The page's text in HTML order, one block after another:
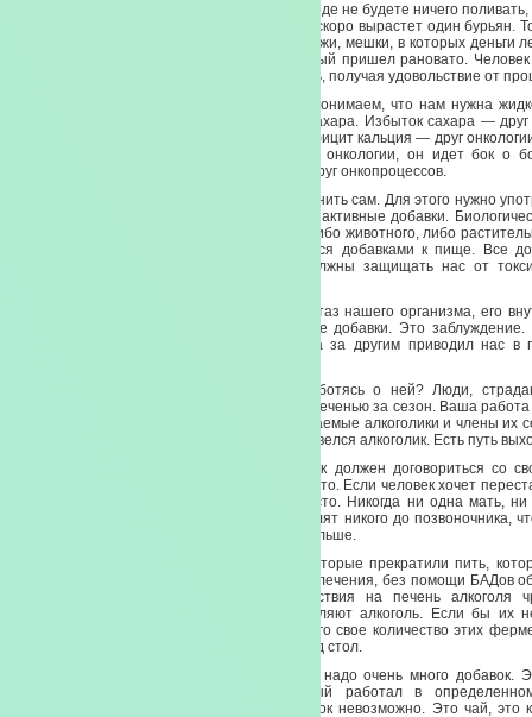
Если вы в своем собственном любимом огороде не будете ничего
семена и сажать, пропалывать — у вас там скоро вырастет один бурьян.
организмом. И у многих уже есть. Сухость кожи, мешки, в которых деньги
Это все визитные карточки возраста, который пришел рановато.
молодостью в сердце. Он должен вкусно жить, получая удовольствие от
Мы приводим в порядок свою печень. Мы понимаем, что нам нужна
замена жировой ткани, нам нужно убрать сахара. Избыток сахара —
друг, он идет бок о бок с онкопроцессом. Дефицит кальция — друг
онкопроцессом. Дефицит гормонов — друг онкологии, он идет бок о
Отсутствие антиоксидантов в организме — друг онкопроцессов.
Все, что я перечислила, каждый может изменить сам. Для этого нужно
еду, обогащенную добавками. Биологически активные добавки.
сделаны из биологического сырья, т.е. это либо животного, либо
сырье. Добавки — потому что они являются добавками к пище. Все
антиоксидантами, антидотами. Т.е. они должны защищать нас от
И все добавки должны выравнивать гомеостаз нашего организма, его
того, чтобы именно организм лечил нас. Не добавки. Это
путем отстраивания одного первоэлемента за другим приводил нас в
Когда мы приведем в порядок печень, заботясь о ней? Люди,
заболеваниями печени, вы не справитесь с печенью за сезон. Ваша
надо печени для полной регенерации. Уважаемые алкоголики и члены их
часто являются причиной того, что в доме завелся алкоголик. Есть путь
Но только при обоюдном согласии. Человек должен договориться со
ситуацией сам. Этого за него не сделает никто. Если человек хочет
это сделать совершенно спокойно и запросто. Никогда ни одна мать,
теща или свекровь, или любовница не допилят никого до позвоночника,
Все будет наоборот. Пить будут больше и больше.
Но если есть такая ситуация, то людям, которые прекратили пить,
которые находятся на той или иной стадии лечения, без помощи БАДов
Потому что степень токсического воздействия на печень алкоголя
Существуют 2 фермента, которые расщепляют алкоголь. Если бы их
алкоголя привели бы нас к смерти. У каждого свое количество этих
выпить цистерну, другой от рюмки падает под стол.
Людям, которые страдают от зависимости, надо очень много добавок.
спасение. Потому что организму, который работал в
перестроиться. И перестроиться без добавок невозможно. Это чай, это